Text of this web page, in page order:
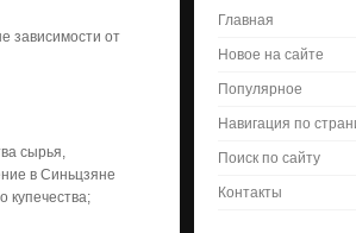
зависимости от
сырья,
в Синьцзяне
купечества;
Главная
Новое на сайте
Популярное
Навигация по
Поиск по сайту
Контакты